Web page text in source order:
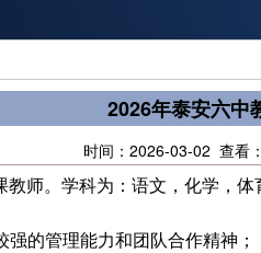
2026年泰安六中
时间：2026-03-02 查看
师。学科为：语文，化学，体
的管理能力和团队合作精神；